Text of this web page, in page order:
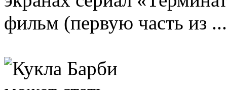
фильм (первую часть из ...